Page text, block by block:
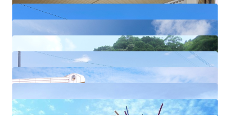
鑽石頭旅館與酒吧
うめ振興館
Ashiyu
鷲峰波斯菊公園
明惠之里運動公園